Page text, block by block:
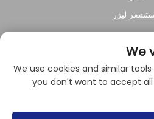
ليزر
الخصوصية
We
We use cookies and similar
you don't want to accept all